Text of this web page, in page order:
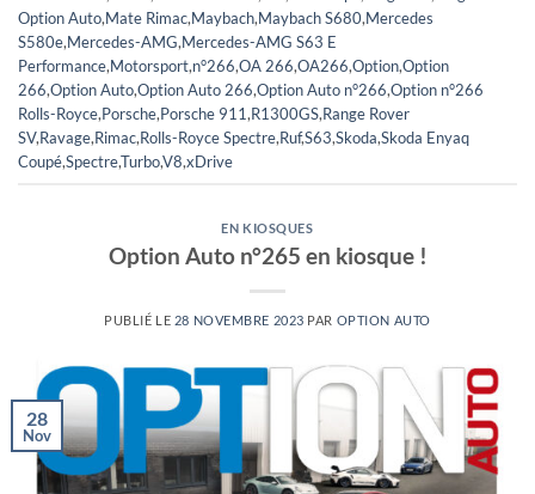
Option Auto,Mate Rimac,Maybach,Maybach S680,Mercedes
S580e,Mercedes-AMG,Mercedes-AMG S63 E
Performance,Motorsport,n°266,OA 266,OA266,Option,Option
266,Option Auto,Option Auto 266,Option Auto n°266,Option n°266
Rolls-Royce,Porsche,Porsche 911,R1300GS,Range Rover
SV,Ravage,Rimac,Rolls-Royce Spectre,Ruf,S63,Skoda,Skoda Enyaq
Coupé,Spectre,Turbo,V8,xDrive
EN KIOSQUES
Option Auto n°265 en kiosque !
PUBLIÉ LE 28 NOVEMBRE 2023 PAR OPTION AUTO
28
Nov